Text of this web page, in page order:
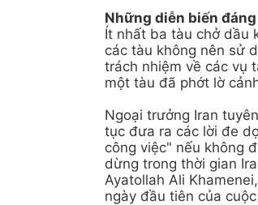
Những diễn biến
Ít nhất ba tàu chở dầu
các tàu không nên sử
trách nhiệm về các vụ
một tàu đã phớt lờ
Ngoại trưởng Iran
tục đưa ra các lời đe
công việc" nếu không
dừng trong thời gian
Ayatollah Ali
ngày đầu tiên của